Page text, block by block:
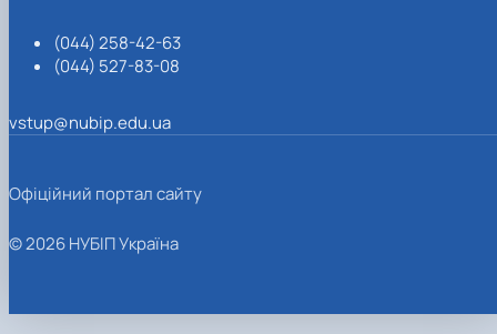
(044) 258-42-63
(044) 527-83-08
vstup@nubip.edu.ua
Офіційний портал сайту
© 2026 НУБІП Україна